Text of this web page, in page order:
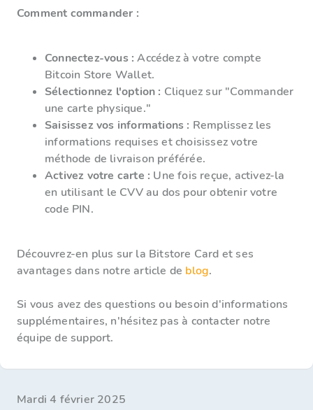
Comment commander :
Connectez-vous : Accédez à votre compte
Bitcoin Store Wallet.
Sélectionnez l'option : Cliquez sur "Commander
une carte physique."
Saisissez vos informations : Remplissez les
informations requises et choisissez votre
méthode de livraison préférée.
Activez votre carte : Une fois reçue, activez-la
en utilisant le CVV au dos pour obtenir votre
code PIN.
Découvrez-en plus sur la Bitstore Card et ses
avantages dans notre article de blog.
Si vous avez des questions ou besoin d'informations
supplémentaires, n'hésitez pas à contacter notre
équipe de support.
mardi 4 février 2025